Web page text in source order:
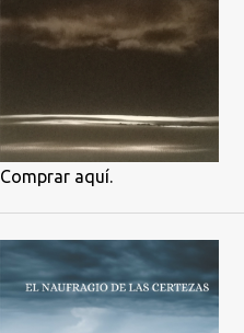
Comprar aquí.